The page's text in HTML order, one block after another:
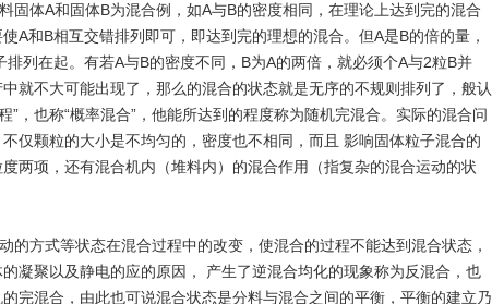
体A和固体B为混合例，如A与B的密度相同，在理论上达到完的混合
A和B相互交错排列即可，即达到完的理想的混合。但A是B的倍的量，
排列在起。有若A与B的密度不同，B为A的两倍，就必须个A与2粒B并
就不大可能出现了，那么的混合的状态就是无序的不规则排列了，般认
”，也称“概率混合”，他能所达到的程度称为随机完混合。实际的混合问
仅颗粒的大小是不均匀的，密度也不相同，而且 影响固体粒子混合的
两项，还有混合机内（堆料内）的混合作用（指复杂的混合运动的状
方式等状态在混合过程中的改变，使混合的过程不能达到混合状态，
凝聚以及静电的应的原因， 产生了逆混合均化的现象称为反混合，也
完混合，由此也可说混合状态是分料与混合之间的平衡，平衡的建立乃